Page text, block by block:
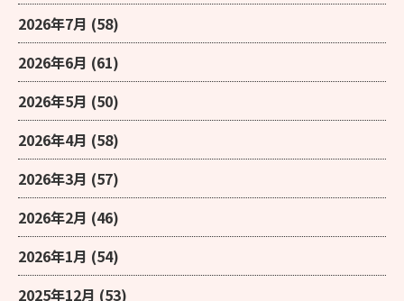
2026年7月 (58)
2026年6月 (61)
2026年5月 (50)
2026年4月 (58)
2026年3月 (57)
2026年2月 (46)
2026年1月 (54)
2025年12月 (53)